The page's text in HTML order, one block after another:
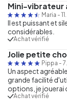
Mini-vibrateur
Maria -
Il est puissant et
considérables.
Achat vérifié
Jolie petite
Pippa -
Un aspect
grande facilité
options, je jouerai
Achat vérifié